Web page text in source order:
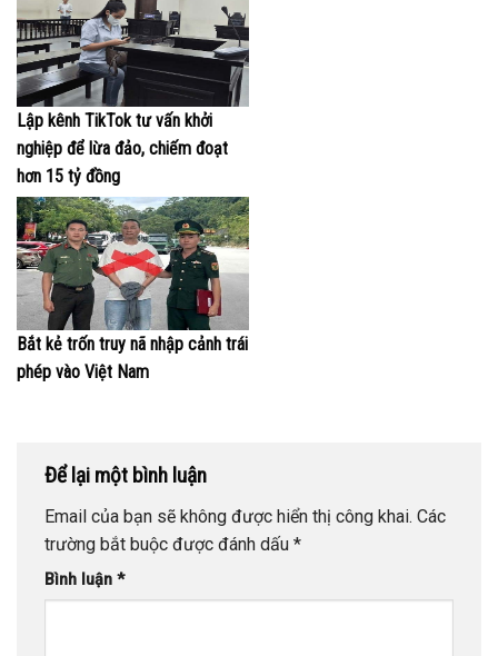
Lập kênh TikTok tư vấn khởi
nghiệp để lừa đảo, chiếm đoạt
hơn 15 tỷ đồng
Bắt kẻ trốn truy nã nhập cảnh trái
phép vào Việt Nam
Để lại một bình luận
Email của bạn sẽ không được hiển thị công khai. Các
trường bắt buộc được đánh dấu *
Bình luận *